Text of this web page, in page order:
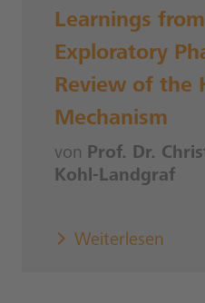
Learnings from
Exploratory
Review of the
Mechanism
von Prof. Dr.
Kohl-Landgraf
Weiterlesen